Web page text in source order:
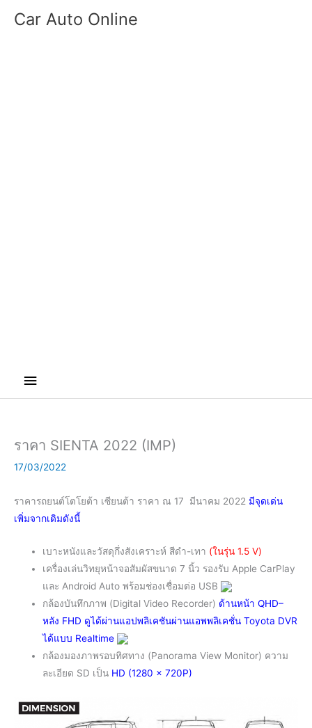
Car Auto Online
Main
ราคา SIENTA 2022 (IMP)
17/03/2022
ราคารถยนต์โตโยต้า เซียนต้า ราคา ณ 17 มีนาคม 2022 มีจุดเด่น
เพิ่มจากเดิมดังนี้
เบาะหนังและวัสดุกึ่งสังเคราะห์ สีดำ-เทา (ในรุ่น 1.5 V)
เครื่องเล่นวิทยุหน้าจอสัมผัสขนาด 7 นิ้ว รองรับ Apple CarPlay
และ Android Auto พร้อมช่องเชื่อมต่อ USB
กล้องบันทึกภาพ (Digital Video Recorder) ด้านหน้า QHD–
หลัง FHD ดูได้ผ่านแอปพลิเคชันผ่านแอพพลิเคชั่น Toyota DVR
ได้แบบ Realtime
กล้องมองภาพรอบทิศทาง (Panorama View Monitor) ความ
ละเอียด SD เป็น HD (1280 x 720P)